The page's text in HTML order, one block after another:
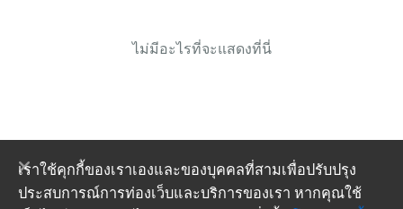
ไม่มีอะไรที่จะแสดงที่นี่
เราใช้คุกกี้ของเราเองและของบุคคลที่สามเพื่อปรับปรุง
ประสบการณ์การท่องเว็บและบริการของเรา หากคุณใช้